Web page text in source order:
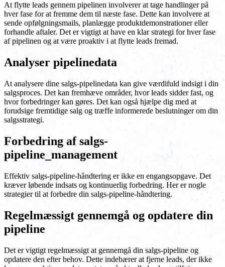
At flytte leads gennem pipelinen involverer at tage handlinger på
hver fase for at fremme dem til næste fase. Dette kan involvere at
sende opfølgningsmails, planlægge produktdemonstrationer eller
forhandle aftaler. Det er vigtigt at have en klar strategi for hver fase
af pipelinen og at være proaktiv i at flytte leads fremad.
Analyser pipelinedata
At analysere dine salgs-pipelinedata kan give værdifuld indsigt i din
salgsproces. Det kan fremhæve områder, hvor leads sidder fast, og
hvor forbedringer kan gøres. Det kan også hjælpe dig med at
forudsige fremtidige salg og træffe informerede beslutninger om din
salgsstrategi.
Forbedring af salgs-
pipeline_management
Effektiv salgs-pipeline-håndtering er ikke en engangsopgave. Det
kræver løbende indsats og kontinuerlig forbedring. Her er nogle
strategier til at forbedre din salgs-pipeline-håndtering.
Regelmæssigt gennemgå og opdatere din
pipeline
Det er vigtigt regelmæssigt at gennemgå din salgs-pipeline og
opdatere den efter behov. Dette indebærer at fjerne leads, der ikke